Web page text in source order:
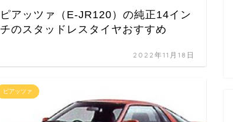
ピアッツァ（E-JR120）の純正14イン
チのスタッドレスタイヤおすすめ
2022年11月18日
ピアッツァ